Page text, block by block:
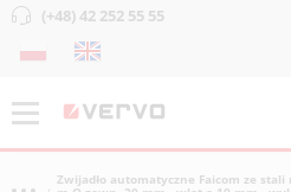
(+48) 42 252 55 55
Zwijadło automatyczne Faicom ze